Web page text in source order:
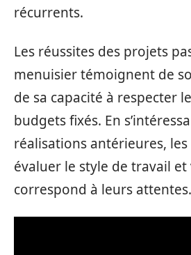
récurrents.
Les réussites des projets
menuisier témoignent de
de sa capacité à respecter
budgets fixés. En
réalisations antérieures,
évaluer le style de travail et
correspond à leurs attentes.